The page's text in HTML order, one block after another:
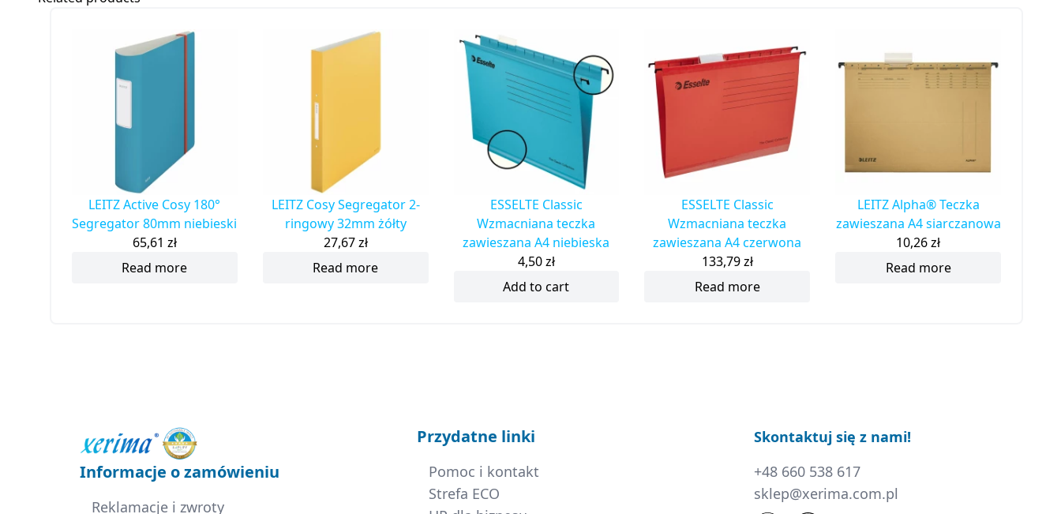
LEITZ Active Cosy 180°
Segregator 80mm niebieski
65,61 zł
Read more
LEITZ Cosy Segregator 2-
ringowy 32mm żółty
27,67zł
Read more
ESSELTE Classic
Wzmacniana teczka
zawieszana A4 niebieska
4,50zł
Add to cart
ESSELTE Classic
Wzmacniana teczka
zawieszana A4 czerwona
133,79zł
Read more
LEITZ Alpha® Teczka
zawieszana A4 siarczanowa
10,26zł
Read more
Informacje o zamówieniu
Reklamacje i zwroty
Przydatne linki
Pomoc i kontakt
Strefa ECO
Skontaktuj się z nami!
+48 660 538 617
sklep@xerima.com.pl